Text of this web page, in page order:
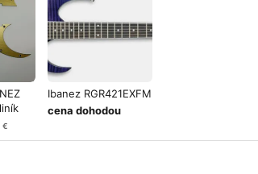
€
Ibanez RGR421EXFM
cena dohodou